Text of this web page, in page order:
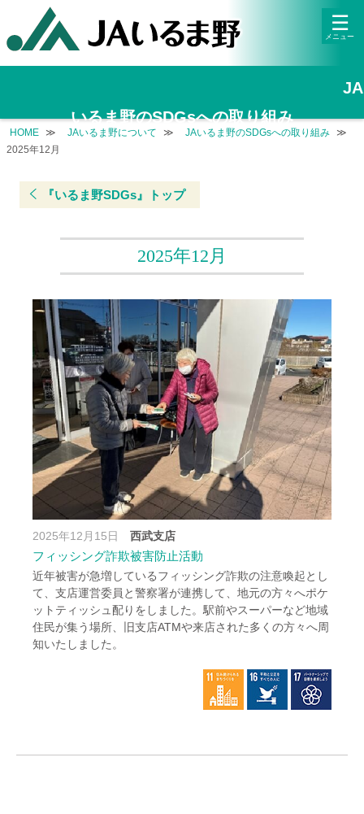
archive-irumanosdgs.php
JA
いるま野のSDGsへの取り組み
☰
HOME JAいるま野について
JAいるま野のSDGsへの取り組み
2025年12月
『いるま野SDGs』トップ
2025年12月
2025年12月15日 西武支店
フィッシング詐欺被害防止活動
近年被害が急増しているフィッシング詐欺の注意喚起とし
て、支店運営委員と警察署が連携して、地元の方々へポケ
ットティッシュ配りをしました。駅前やスーパーなど地域
住民が集う場所、旧支店ATMや来店された多くの方々へ周
知いたしました。